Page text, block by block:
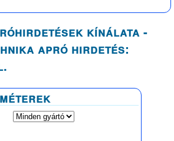
kínálata -
apró hirdetés: